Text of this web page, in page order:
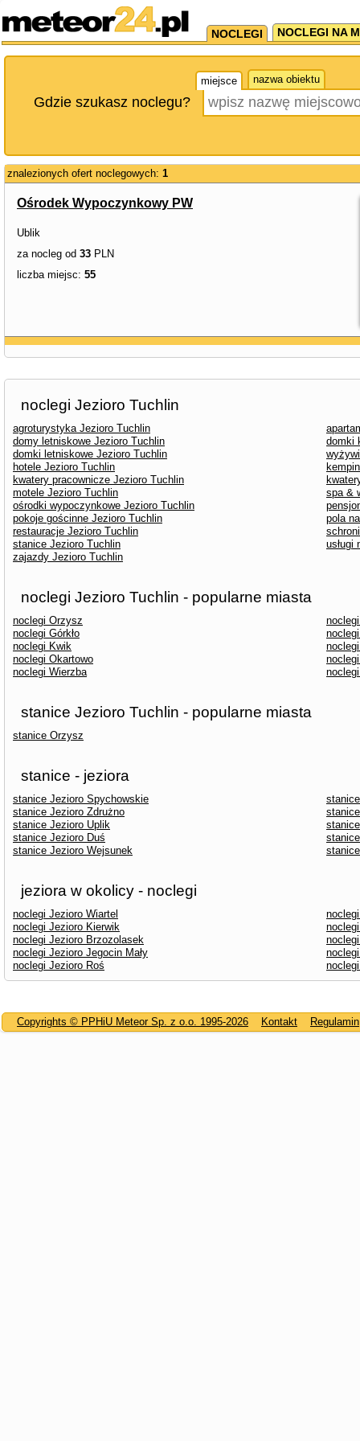
NOCLEGI NOCLEGI NA
miejsce nazwa obiektu
Gdzie szukasz noclegu?
znalezionych ofert noclegowych: 1
Ośrodek Wypoczynkowy PW
Ublik
za nocleg od 33 PLN
liczba miejsc: 55
noclegi Jezioro Tuchlin
agroturystyka Jezioro Tuchlin
domy letniskowe Jezioro Tuchlin
domki
domki letniskowe Jezioro Tuchlin
hotele Jezioro Tuchlin
kwatery pracownicze Jezioro Tuchlin
motele Jezioro Tuchlin
spa &
ośrodki wypoczynkowe Jezioro Tuchlin
pokoje gościnne Jezioro Tuchlin
pola
restauracje Jezioro Tuchlin
stanice Jezioro Tuchlin
usługi
zajazdy Jezioro Tuchlin
noclegi Jezioro Tuchlin - popularne miasta
noclegi Orzysz
noclegi Górkło
noclegi Kwik
noclegi Okartowo
noclegi Wierzba
stanice Jezioro Tuchlin - popularne miasta
stanice Orzysz
stanice - jeziora
stanice Jezioro Spychowskie
stanice Jezioro Zdrużno
stanice Jezioro Uplik
stanice Jezioro Duś
stanice Jezioro Wejsunek
jeziora w okolicy - noclegi
noclegi Jezioro Wiartel
noclegi Jezioro Kierwik
noclegi Jezioro Brzozolasek
noclegi Jezioro Jegocin Mały
noclegi Jezioro Roś
Copyrights © PPHiU Meteor Sp. z o.o. 1995-2026 Kontakt Regulamin